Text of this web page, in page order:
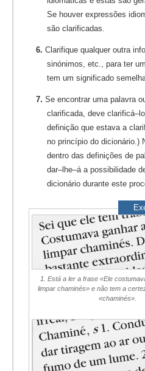
Se houver expressões
são clarificadas.
6. Clarifique qualquer outra
sinónimos, etc., para ter
tem um significado
7. Se encontrar uma palavra
clarificada, deve
definição que estava a
no princípio do dicionário.)
dentro das definições de
dar–lhe–á a possibilidade
dicionário durante este
1. Está a ler a frase «Ele
limpar chaminés» e não tem a
«chaminés».